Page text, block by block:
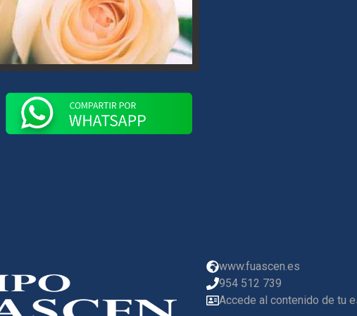
www.fuascen.es
954 512 739
Accede al contenido de tu